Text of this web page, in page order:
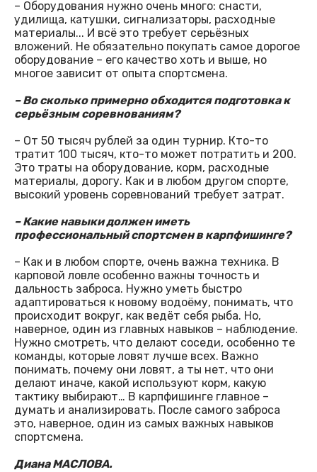
– Оборудования нужно очень много: снасти,
удилища, катушки, сигнализаторы, расходные
материалы... И всё это требует серьёзных
вложений. Не обязательно покупать самое дорогое
оборудование – его качество хоть и выше, но
многое зависит от опыта спортсмена.
– Во сколько примерно обходится подготовка к
серьёзным соревнованиям?
– От 50 тысяч рублей за один турнир. Кто-то
тратит 100 тысяч, кто-то может потратить и 200.
Это траты на оборудование, корм, расходные
материалы, дорогу. Как и в любом другом спорте,
высокий уровень соревнований требует затрат.
– Какие навыки должен иметь
профессиональный спортсмен в карпфишинге?
– Как и в любом спорте, очень важна техника. В
карповой ловле особенно важны точность и
дальность заброса. Нужно уметь быстро
адаптироваться к новому водоёму, понимать, что
происходит вокруг, как ведёт себя рыба. Но,
наверное, один из главных навыков – наблюдение.
Нужно смотреть, что делают соседи, особенно те
команды, которые ловят лучше всех. Важно
понимать, почему они ловят, а ты нет, что они
делают иначе, какой используют корм, какую
тактику выбирают… В карпфишинге главное –
думать и анализировать. После самого заброса
это, наверное, один из самых важных навыков
спортсмена.
Диана МАСЛОВА.